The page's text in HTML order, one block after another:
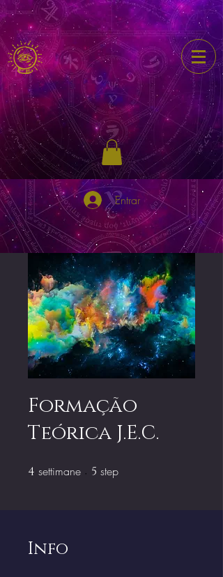
Entrar
Formação
Teórica J.E.C.
4 settimane 4 settimane
5 step
Info